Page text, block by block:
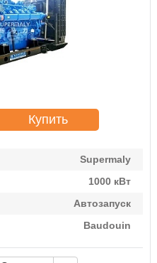
Купить
Supermaly
1000 кВт
Автозапуск
Baudouin